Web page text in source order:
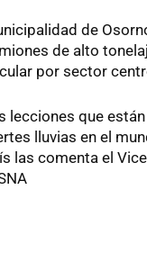
de
de alto
por sector
lecciones que
lluvias en el
las comenta el